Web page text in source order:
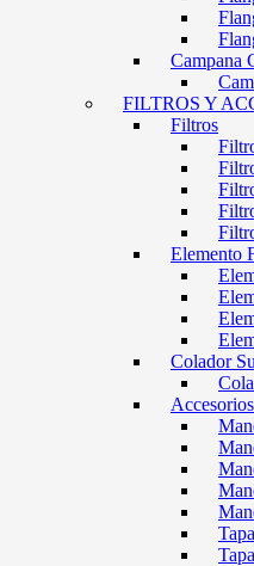
Campana
FILTROS Y
Filtros
Elemento
Colador